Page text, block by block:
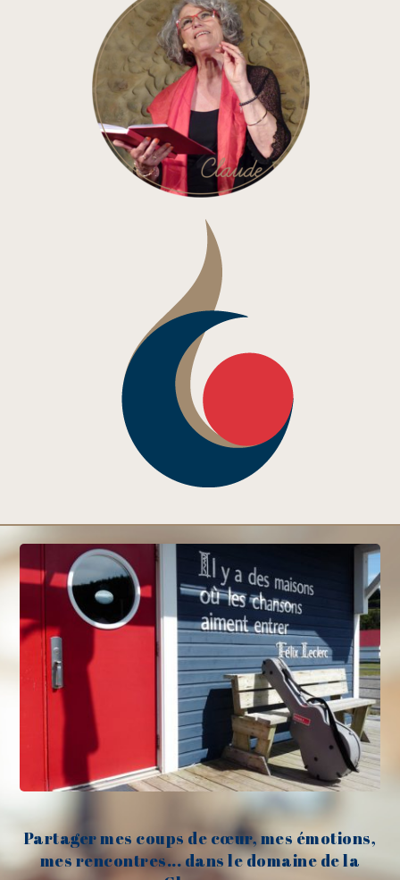
Partager mes coups de cœur, mes émotions,
mes rencontres... dans le domaine de la